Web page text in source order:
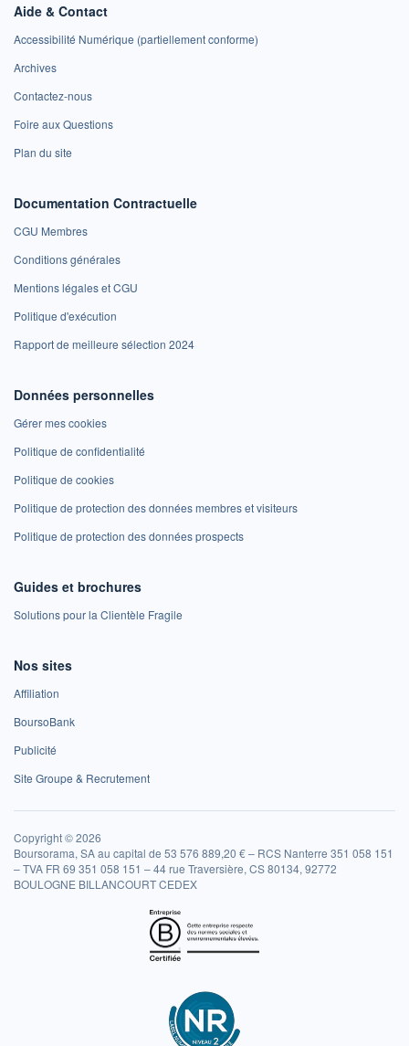
Aide & Contact
Accessibilité Numérique (partiellement conforme)
Archives
Contactez-nous
Foire aux Questions
Plan du site
Documentation Contractuelle
CGU Membres
Conditions générales
Mentions légales et CGU
Politique d'exécution
Rapport de meilleure sélection 2024
Données personnelles
Gérer mes cookies
Politique de confidentialité
Politique de cookies
Politique de protection des données membres et visiteurs
Politique de protection des données prospects
Guides et brochures
Solutions pour la Clientèle Fragile
Nos sites
Affiliation
BoursoBank
Publicité
Site Groupe & Recrutement
Copyright © 2026
Boursorama, SA au capital de 53 576 889,20 € – RCS Nanterre 351 058 151
– TVA FR 69 351 058 151 – 44 rue Traversière, CS 80134, 92772
BOULOGNE BILLANCOURT CEDEX